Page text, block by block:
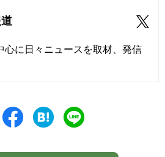
心に日々ニュースを取材、発信